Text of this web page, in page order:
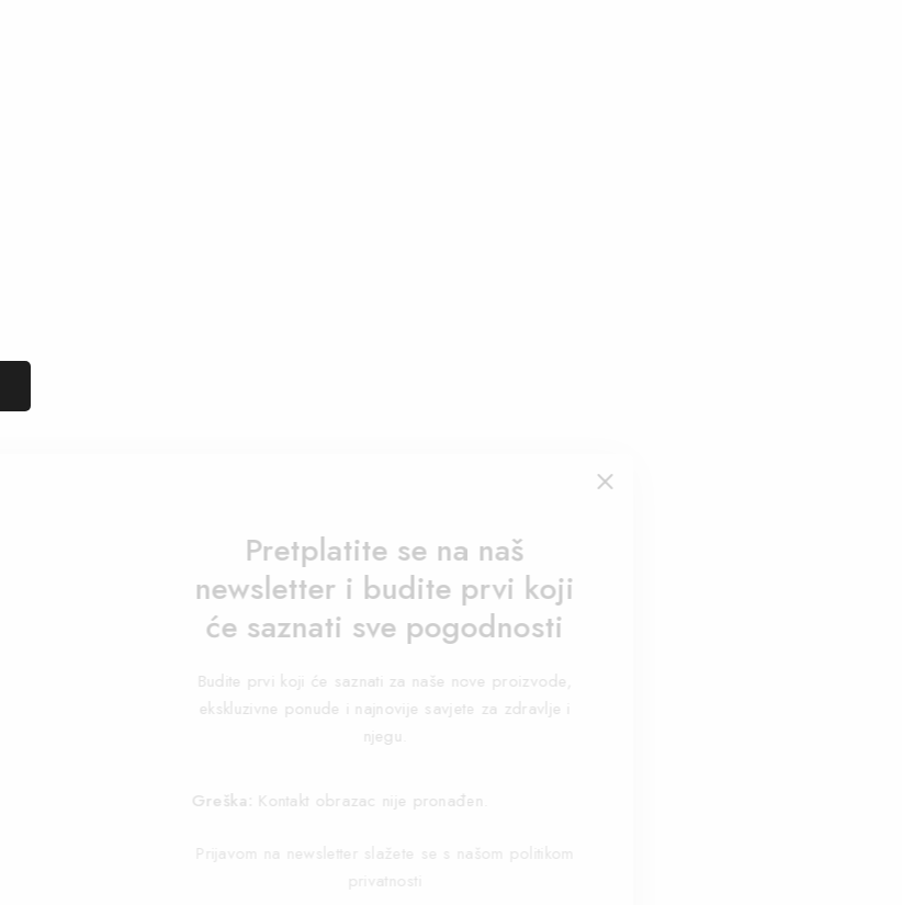
Pretplatite se na naš
newsletter i budite prvi koji
će saznati sve pogodnosti
Budite prvi koji će saznati za naše nove proizvode,
ekskluzivne ponude i najnovije savjete za zdravlje i
njegu.
Greška: Kontakt obrazac nije pronađen.
Prijavom na newsletter slažete se s našom politikom
privatnosti